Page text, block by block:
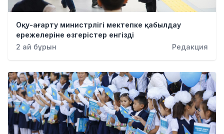
Оқу-ағарту министрлігі мектепке қабылдау
ережелеріне өзгерістер енгізді
2 ай бұрын
Редакция